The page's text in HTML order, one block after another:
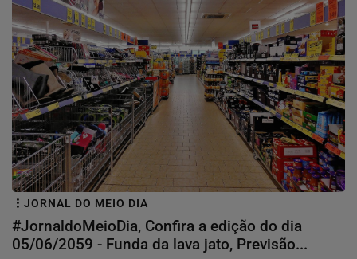
JORNAL DO MEIO DIA
#JornaldoMeioDia, Confira a edição do dia
05/06/2059 - Funda da lava jato, Previsão...